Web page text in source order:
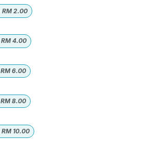
RM2.00
RM4.00
RM6.00
RM8.00
RM 10.00